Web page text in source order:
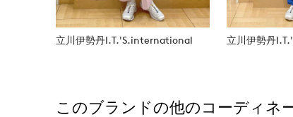
立川伊勢丹I.T.'S.international 立川伊勢丹
このブランドの他のコーディネ